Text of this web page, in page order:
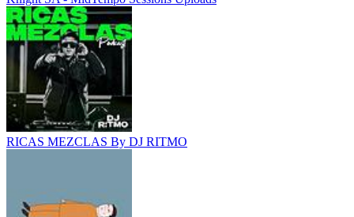
RICAS MEZCLAS By DJ RITMO